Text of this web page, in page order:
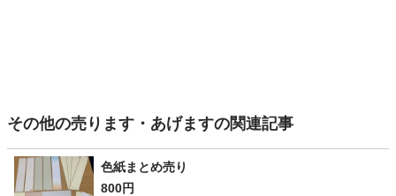
その他の売ります・あげますの関連記事
色紙まとめ売り
800円